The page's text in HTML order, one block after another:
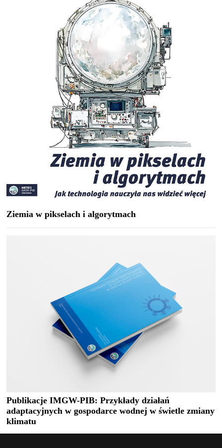
Ziemia w pikselach i algorytmach
Publikacje IMGW-PIB: Przykłady działań
adaptacyjnych w gospodarce wodnej w świetle zmiany
klimatu